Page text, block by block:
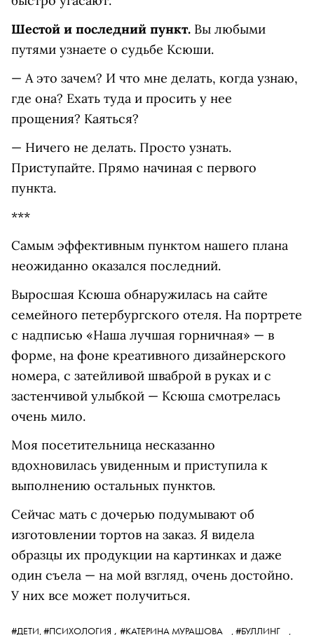
Шестой и последний пункт. Вы любыми
путями узнаете о судьбе Ксюши.
— А это зачем? И что мне делать, когда узнаю,
где она? Ехать туда и просить у нее
прощения? Каяться?
— Ничего не делать. Просто узнать.
Приступайте. Прямо начиная с первого
пункта.
***
Самым эффективным пунктом нашего плана
неожиданно оказался последний.
Выросшая Ксюша обнаружилась на сайте
семейного петербургского отеля. На портрете
с надписью «Наша лучшая горничная» — в
форме, на фоне креативного дизайнерского
номера, с затейливой шваброй в руках и с
застенчивой улыбкой — Ксюша смотрелась
очень мило.
Моя посетительница несказанно
вдохновилась увиденным и приступила к
выполнению остальных пунктов.
Сейчас мать с дочерью подумывают об
изготовлении тортов на заказ. Я видела
образцы их продукции на картинках и даже
один съела — на мой взгляд, очень достойно.
У них все может получиться.
#ДЕТИ, #ПСИХОЛОГИЯ , #КАТЕРИНА МУРАШОВА , #БУЛЛИНГ
,